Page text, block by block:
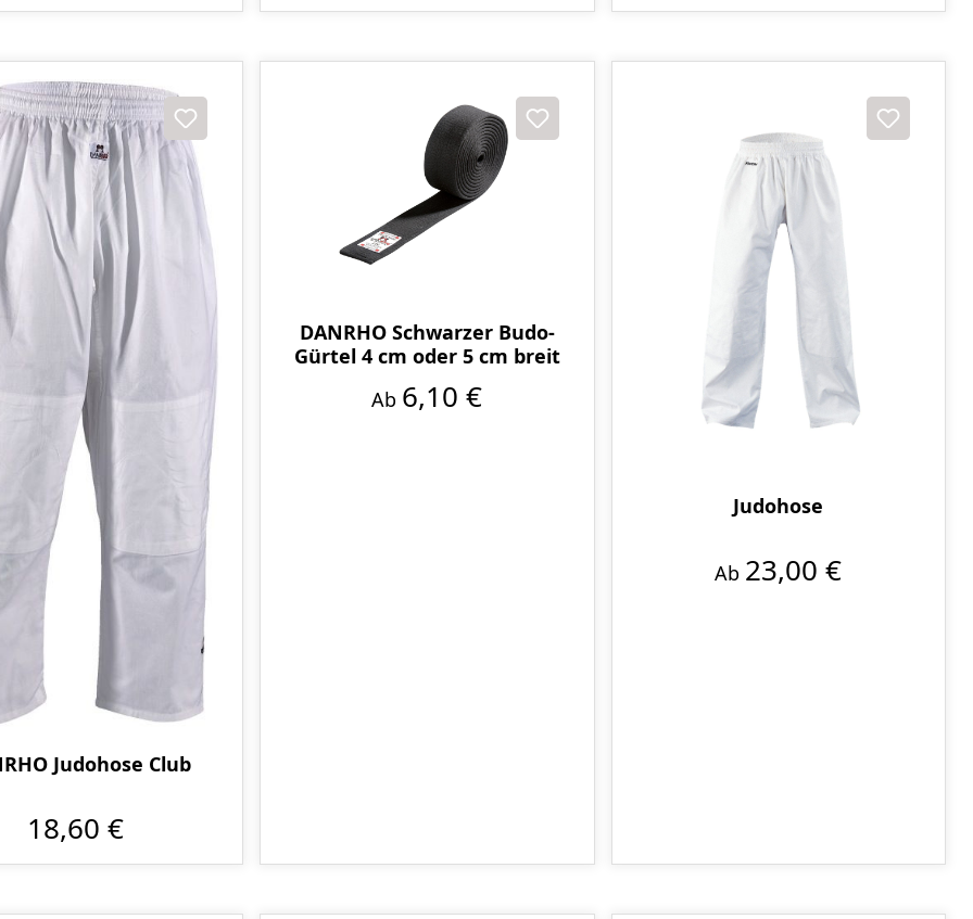
Judohose Club
18,60 €
DANRHO Schwarzer Budo-
Gürtel 4 cm oder 5 cm breit
Ab 6,10 €
Judohose
Ab 23,00 €